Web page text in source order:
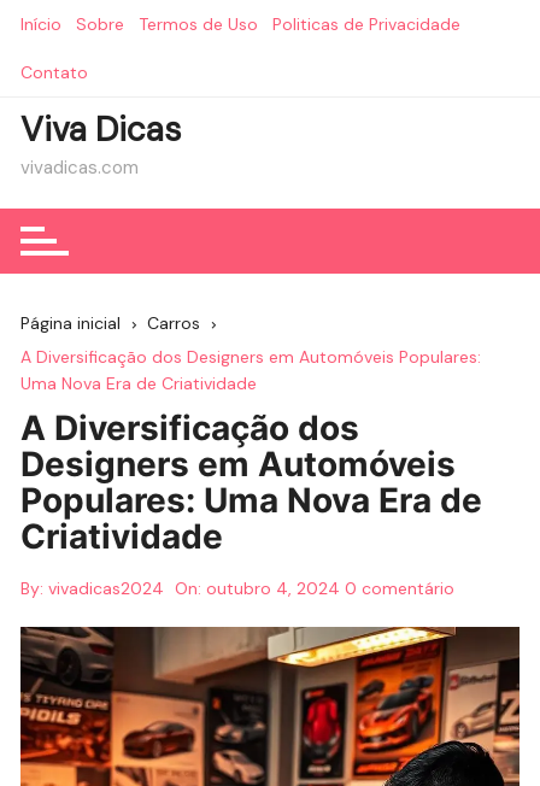
Início Sobre Termos de Uso Politicas de Privacidade
Contato
Viva Dicas
vivadicas.com
Página inicial
Carros
A Diversificação dos Designers em Automóveis Populares:
Uma Nova Era de Criatividade
A Diversificação dos
Designers em Automóveis
Populares: Uma Nova Era de
Criatividade
By: vivadicas2024 On:outubro 4, 2024 0 comentário